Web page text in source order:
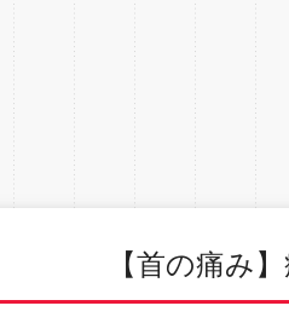
【首の痛み